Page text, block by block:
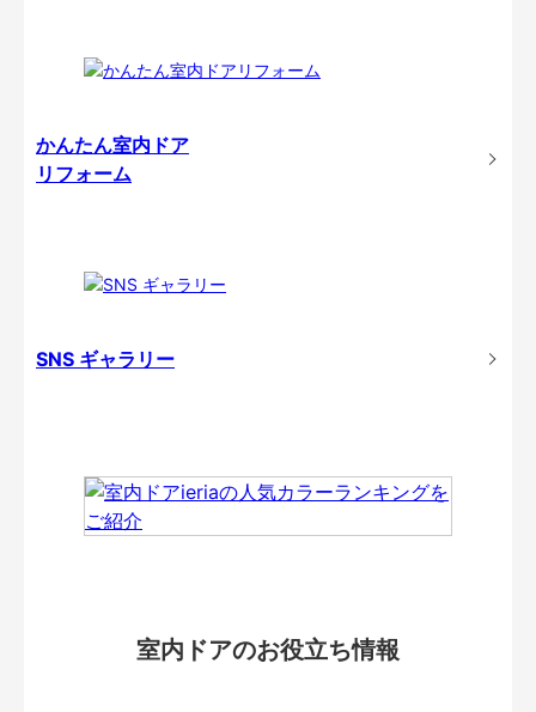
かんたん室内ドア
リフォーム
SNS ギャラリー
室内ドアのお役立ち情報